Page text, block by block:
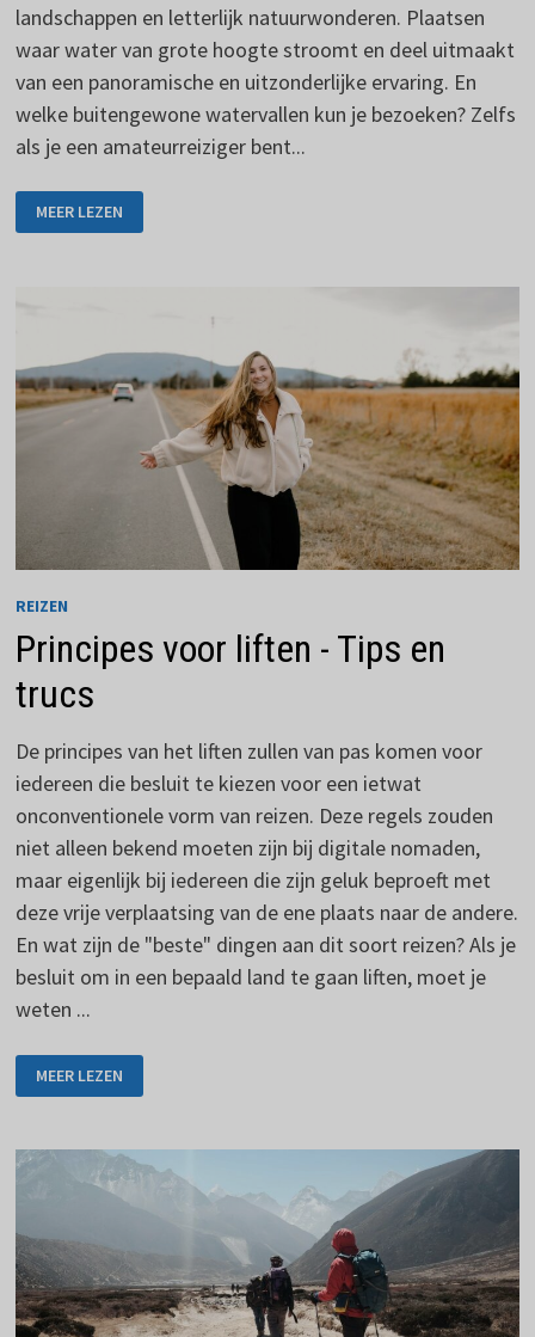
landschappen en letterlijk natuurwonderen. Plaatsen
waar water van grote hoogte stroomt en deel uitmaakt
van een panoramische en uitzonderlijke ervaring. En
welke buitengewone watervallen kun je bezoeken? Zelfs
als je een amateurreiziger bent...
DE
MOOISTE
WATERVALLEN
MEER LEZEN
REIZEN
Principes voor liften - Tips en
trucs
De principes van het liften zullen van pas komen voor
iedereen die besluit te kiezen voor een ietwat
onconventionele vorm van reizen. Deze regels zouden
niet alleen bekend moeten zijn bij digitale nomaden,
maar eigenlijk bij iedereen die zijn geluk beproeft met
deze vrije verplaatsing van de ene plaats naar de andere.
En wat zijn de "beste" dingen aan dit soort reizen? Als je
besluit om in een bepaald land te gaan liften, moet je
weten ...
VOOR
LIFTEN
EN
MEER LEZEN